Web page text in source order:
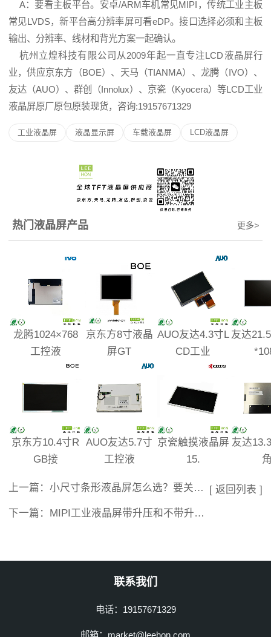
A：要看主板平台。安卓/ARM车机常见MIPI，传统工业主板
常见LVDS，新平台高分辨率屏可看eDP。接口选择必须和主板
输出、分辨率、线材和背光方案一起确认。
杭州立煌科技有限公司从2009年起一直专注LCD液晶屏行
业，供应京东方（BOE）、天马（TIANMA）、龙腾（IVO）、
友达（AUO）、群创（Innolux）、京瓷（Kyocera）等LCD工业
液晶屏原厂原包原装现货，咨询:19157671329
工业液晶屏 液晶显示屏 车载液晶屏 LCD液晶屏
更多>
热门液晶屏产品
龙腾1024×768
工控液
京东方8寸液晶
屏GT
AUO友达4.3寸L
CD工业
友达
京东方10.4寸R
GB接
AUO友达5.7寸
工控液
京瓷触摸液晶屏
15.
友达
上一篇： 小尺寸条形液晶屏怎么选？要关注比例、接口和安装空间
下一篇： MIPI工业液晶屏带升压和不带升压有什么区别？
[ 返回列表 ]
联系我们
电话：19157671329